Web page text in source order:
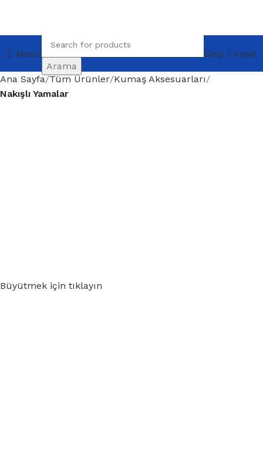
Menu
Arama
Giriş / Kayıt
Ana Sayfa Tüm Ürünler Kumaş Aksesuarları
Nakışlı Yamalar
Büyütmek için tıklayın